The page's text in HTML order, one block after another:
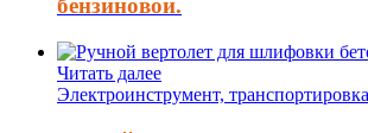
бензиновой.
Читать далее
Электроинструмент,